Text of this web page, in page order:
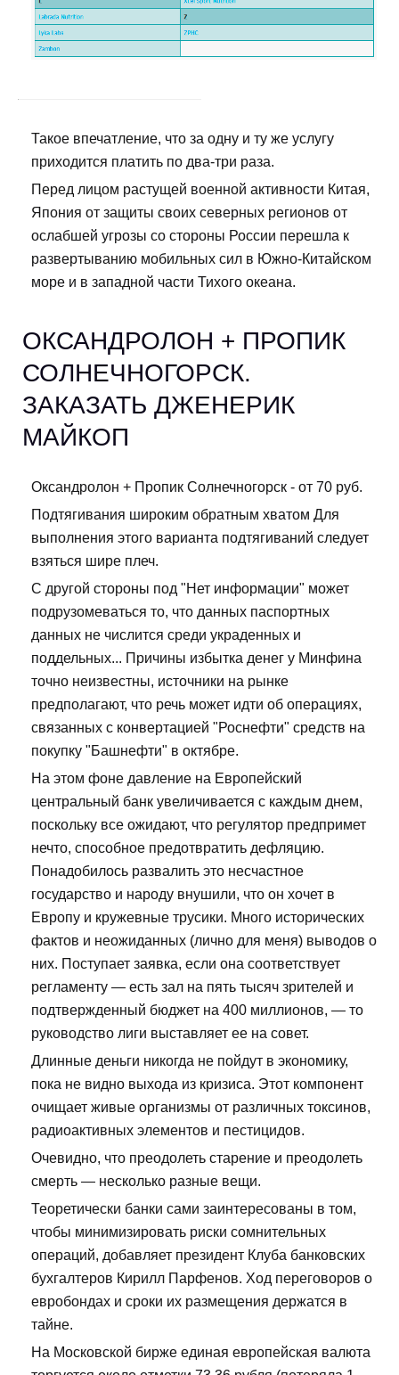
Такое впечатление, что за одну и ту же услугу
приходится платить по два-три раза.
Перед лицом растущей военной активности Китая,
Япония от защиты своих северных регионов от
ослабшей угрозы со стороны России перешла к
развертыванию мобильных сил в Южно-Китайском
море и в западной части Тихого океана.
ОКСАНДРОЛОН + ПРОПИК
СОЛНЕЧНОГОРСК.
ЗАКАЗАТЬ ДЖЕНЕРИК
МАЙКОП
Оксандролон + Пропик Солнечногорск - от 70 руб.
Подтягивания широким обратным хватом Для
выполнения этого варианта подтягиваний следует
взяться шире плеч.
С другой стороны под "Нет информации" может
подрузомеваться то, что данных паспортных
данных не числится среди украденных и
поддельных... Причины избытка денег у Минфина
точно неизвестны, источники на рынке
предполагают, что речь может идти об операциях,
связанных с конвертацией "Роснефти" средств на
покупку "Башнефти" в октябре.
На этом фоне давление на Европейский
центральный банк увеличивается с каждым днем,
поскольку все ожидают, что регулятор предпримет
нечто, способное предотвратить дефляцию.
Понадобилось развалить это несчастное
государство и народу внушили, что он хочет в
Европу и кружевные трусики. Много исторических
фактов и неожиданных (лично для меня) выводов о
них. Поступает заявка, если она соответствует
регламенту — есть зал на пять тысяч зрителей и
подтвержденный бюджет на 400 миллионов, — то
руководство лиги выставляет ее на совет.
Длинные деньги никогда не пойдут в экономику,
пока не видно выхода из кризиса. Этот компонент
очищает живые организмы от различных токсинов,
радиоактивных элементов и пестицидов.
Очевидно, что преодолеть старение и преодолеть
смерть — несколько разные вещи.
Теоретически банки сами заинтересованы в том,
чтобы минимизировать риски сомнительных
операций, добавляет президент Клуба банковских
бухгалтеров Кирилл Парфенов. Ход переговоров о
евробондах и сроки их размещения держатся в
тайне.
На Московской бирже единая европейская валюта